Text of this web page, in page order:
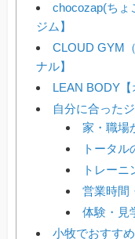
chocozap(ちょ
ジム】
CLOUD GYM
ナル】
LEAN BODY【
自分に合った
家・職場
トータル
トレー
営業時間
体験・見
小牧でおすす